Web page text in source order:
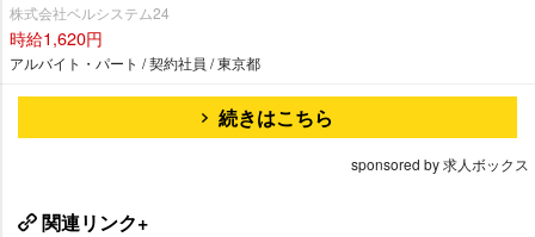
株式会社ベルシステム24
時給1,620円
アルバイト・パート / 契約社員 / 東京都
続きはこちら
sponsored by 求人ボックス
関連リンク+